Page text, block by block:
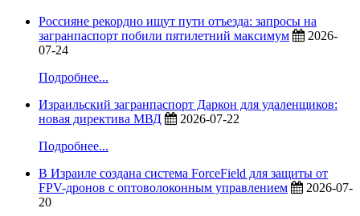
Россияне рекордно ищут пути отъезда: запросы на
загранпаспорт побили пятилетний максимум
2026-
07-24
Подробнее...
Израильский загранпаспорт Даркон для удаленщиков:
новая директива МВД
2026-07-22
Подробнее...
В Израиле создана система ForceField для защиты от
FPV-дронов с оптоволоконным управлением
2026-07-
20